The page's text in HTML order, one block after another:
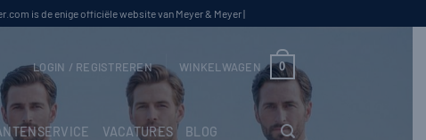
is de enige officiële website van Meyer & Meyer |
LOGIN / REGISTREREN WINKELWAGEN 0
VACATURES BLOG